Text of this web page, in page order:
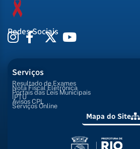
Redes Sociais
Serviços
Resultado de Exames
Nota Fiscal Eletrônica
Portais das Leis Municipais
IPTU
Avisos CPL
Serviços Online
Mapa do Site